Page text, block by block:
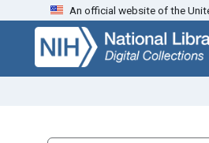
Skip
search
Skip to
main
content
An official website of the